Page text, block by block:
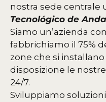
nostra sede centrale
Tecnológico de
Siamo un’azienda
fabbrichiamo il 75%
zone che si
disposizione le
24/7.
Sviluppiamo